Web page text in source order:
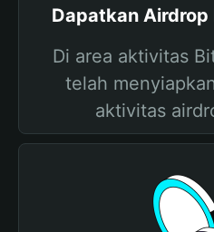
Dapatkan
Di area aktivitas
telah
aktivitas